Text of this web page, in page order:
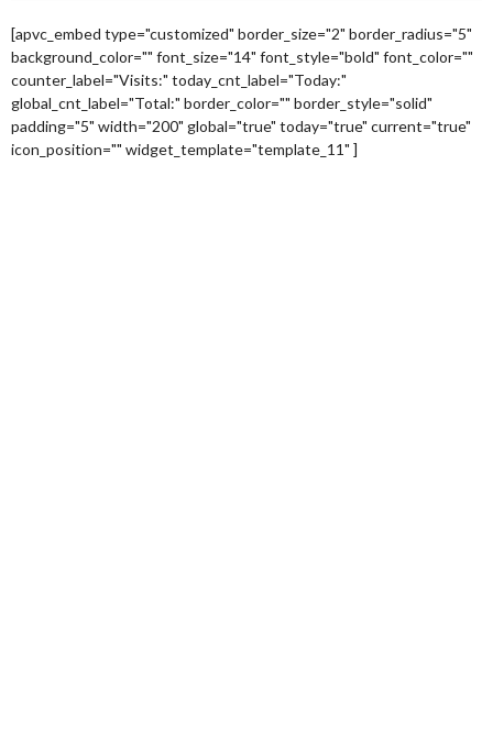
[apvc_embed type="customized" border_size="2" border_radius="5"
background_color="" font_size="14" font_style="bold" font_color=""
counter_label="Visits:" today_cnt_label="Today:"
global_cnt_label="Total:" border_color="" border_style="solid"
padding="5" width="200" global="true" today="true" current="true"
icon_position="" widget_template="template_11" ]